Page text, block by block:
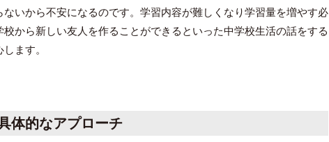
ないから不安になるのです。学習内容が難しくなり学習量を増やす必
から新しい友人を作ることができるといった中学校生活の話をする
ます。
体的なアプローチ